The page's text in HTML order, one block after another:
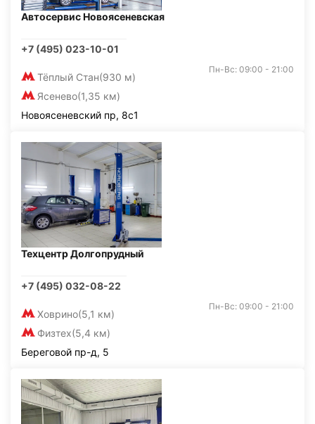
Автосервис Новоясеневская
+7 (495) 023-10-01
Тёплый Стан(930 м)
Ясенево(1,35 км)
Пн-Вс: 09:00 - 21:00
Новоясеневский пр, 8с1
Техцентр Долгопрудный
+7 (495) 032-08-22
Ховрино(5,1 км)
Физтех(5,4 км)
Пн-Вс: 09:00 - 21:00
Береговой пр-д, 5